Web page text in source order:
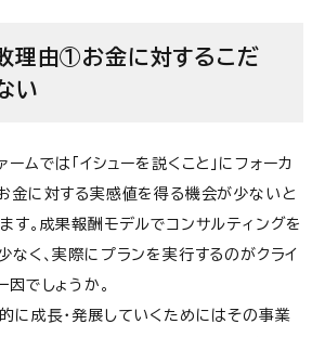
理由①お金に対するこだ
い
ムでは「イシューを説くこと」にフォーカ
金に対する実感値を得る機会が少ないと
す。成果報酬モデルでコンサルティングを
なく、実際にプランを実行するのがクライ
因でしょうか。
に成長・発展していくためにはその事業